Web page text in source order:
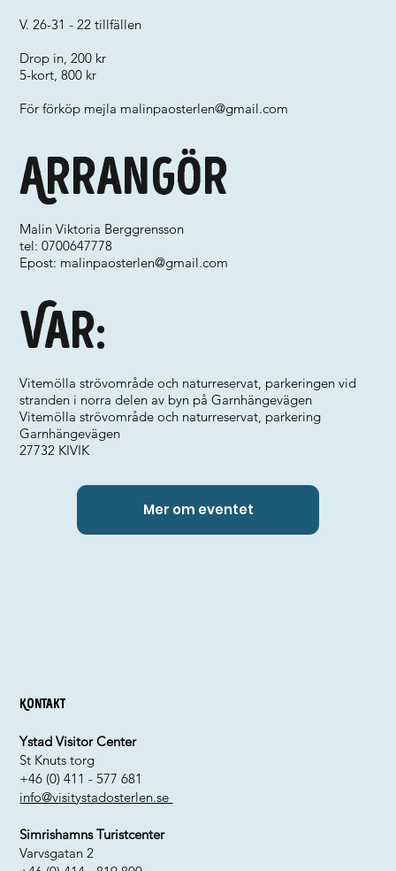
Var:
Arrangör
Malin Viktoria Berggrensson
tel: 0700647778
Epost: malinpaosterlen@gmail.com
Vitemölla strövområde och naturreservat, parkeringen vid
stranden i norra delen av byn på Garnhängevägen
Vitemölla strövområde och naturreservat, parkering
Garnhängevägen
27732 KIVIK
V. 26-31 - 22 tillfällen
Drop in, 200 kr
5-kort, 800 kr
För förköp mejla malinpaosterlen@gmail.com
Mer om eventet
Kontakt
Ystad Visitor Center
St Knuts torg
+46 (0) 411 - 577 681
info@visitystadosterlen.se
Simrishamns Turistcenter
Varvsgatan 2